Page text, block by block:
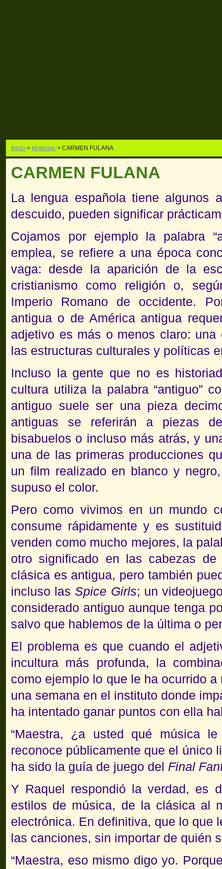
Inicio > Historias > CARMEN FULANA
CARMEN FULANA
La lengua española tiene algunos
descuido, pueden significar
Cojamos por ejemplo la palabra
emplea, se refiere a una época
vaga: desde la aparición de la
cristianismo como religión o,
Imperio Romano de occidente.
antigua o de América antigua
adjetivo es más o menos claro: una
las estructuras culturales y políticas
Incluso la gente que no es
cultura utiliza la palabra “antiguo”
antiguo suele ser una pieza
antiguas se referirán a piezas
bisabuelos o incluso más atrás, y
una de las primeras producciones
un film realizado en blanco y
supuso el color.
Pero como vivimos en un mundo
consume rápidamente y es
venden como mucho mejores, la
otro significado en las cabezas
clásica es antigua, pero también
incluso lasSpice Girls; un
considerado antiguo aunque tenga
salvo que hablemos de la última o
El problema es que cuando el
incultura más profunda, la
como ejemplo lo que le ha ocurrido
una semana en el instituto donde
ha intentado ganar puntos con ella
“Maestra, ¿a usted qué música
reconoce públicamente que el único
ha sido la guía de juego del Final
Y Raquel respondió la verdad, es
estilos de música, de la clásica al
electrónica. En definitiva, que lo que
las canciones, sin importar de quién
“Maestra, eso mismo digo yo.